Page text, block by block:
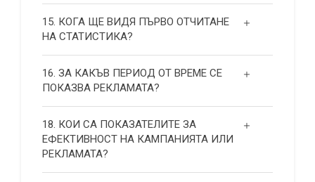
15. КОГА ЩЕ ВИДЯ ПЪРВО ОТЧИТАНЕ
НА СТАТИСТИКА?
16. ЗА КАКЪВ ПЕРИОД ОТ ВРЕМЕ СЕ
ПОКАЗВА РЕКЛАМАТА?
18. КОИ СА ПОКАЗАТЕЛИТЕ ЗА
ЕФЕКТИВНОСТ НА КАМПАНИЯТА ИЛИ
РЕКЛАМАТА?